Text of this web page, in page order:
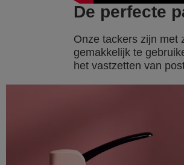
De perfecte
Onze tackers zijn met
gemakkelijk te
het vastzetten van